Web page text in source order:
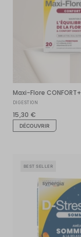
Maxi-Flore CONFORT+
DIGESTION
15,30 €
DÉCOUVRIR
BEST SELLER